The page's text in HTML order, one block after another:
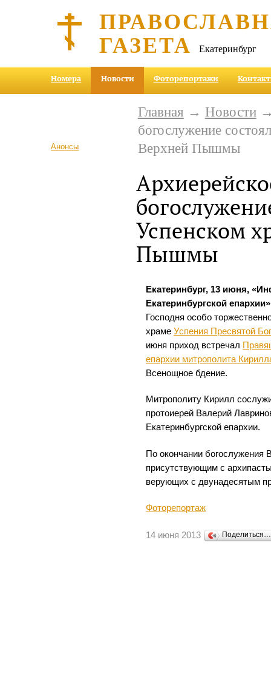
ГАЗЕТА Екатеринбург
Номера Новости Фоторепортажи
Анонсы
Главная → Новости→
богослужение
Верхней Пышмы
Успенском
Пышмы
Екатеринбург, 13 июня,
Екатеринбургской
Господня особо
храмеУспения Пресвятой
июня приход встречал
епархии митрополита
Всенощное бдение.
Митрополиту Кирилл
протоиерей Валерий
Екатеринбургской епархии.
По окончании богослужения
присутствующим с
верующих с двунадесятым
Фоторепортаж
14 июня 2013 Поделиться…